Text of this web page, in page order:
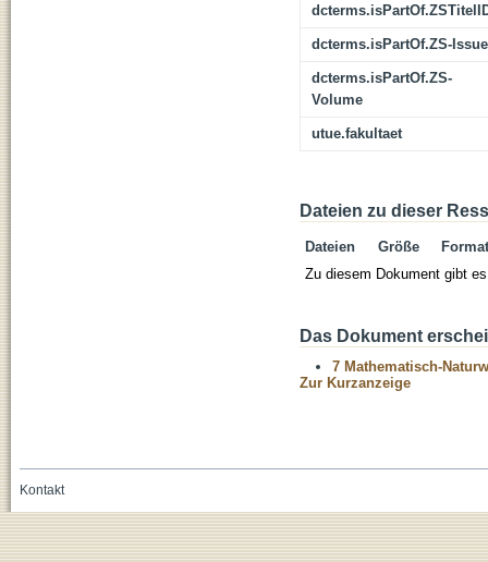
dcterms.isPartOf.ZS-Issue
dcterms.isPartOf.ZS-
Volume
utue.fakultaet
Dateien zu dieser
Dateien Größe
Format
Zu diesem Dokument gibt
Das Dokument
7 Mathematisch-
Zur Kurzanzeige
Kontakt